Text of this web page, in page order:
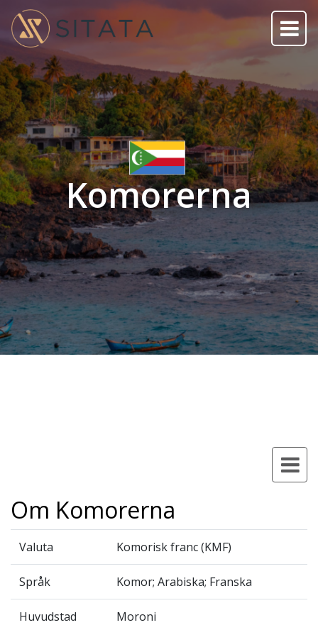
Komorerna
Om Komorerna
Valuta Komorisk franc (KMF)
Språk Komor; Arabiska; Franska
Huvudstad Moroni